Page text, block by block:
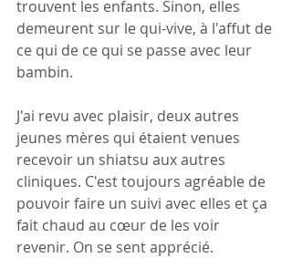
trouvent les enfants. Sinon, elles
demeurent sur le qui-vive, à l'affut de
ce qui de ce qui se passe avec leur
bambin.
J'ai revu avec plaisir, deux autres
jeunes mères qui étaient venues
recevoir un shiatsu aux autres
cliniques. C'est toujours agréable de
pouvoir faire un suivi avec elles et ça
fait chaud au cœur de les voir
revenir. On se sent apprécié.